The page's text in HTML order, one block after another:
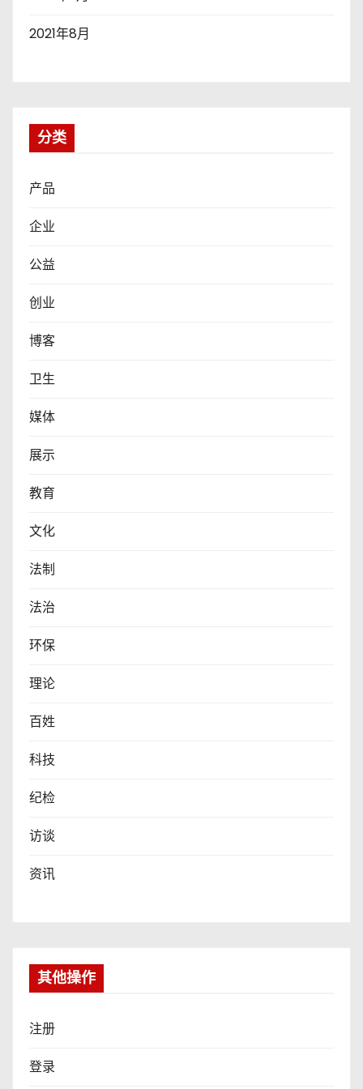
2021年8月
分类
产品
企业
公益
创业
博客
卫生
媒体
展示
教育
文化
法制
法治
环保
理论
百姓
科技
纪检
访谈
资讯
其他操作
注册
登录